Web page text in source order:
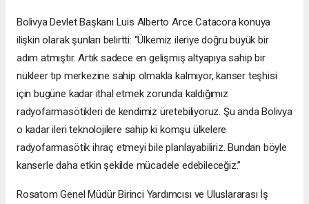
Bolivya Devlet Başkanı Luis Alberto Arce Catacora konuya
ilişkin olarak şunları belirtti: “Ülkemiz ileriye doğru büyük bir
adım atmıştır. Artık sadece en gelişmiş altyapıya sahip bir
nükleer tıp merkezine sahip olmakla kalmıyor, kanser teşhisi
için bugüne kadar ithal etmek zorunda kaldığımız
radyofarmasötikleri de kendimiz üretebiliyoruz. Şu anda Bolivya
o kadar ileri teknolojilere sahip ki komşu ülkelere
radyofarmasötik ihraç etmeyi bile planlayabiliriz. Bundan böyle
kanserle daha etkin şekilde mücadele edebileceğiz.”
Rosatom Genel Müdür Birinci Yardımcısı ve Uluslararası İş